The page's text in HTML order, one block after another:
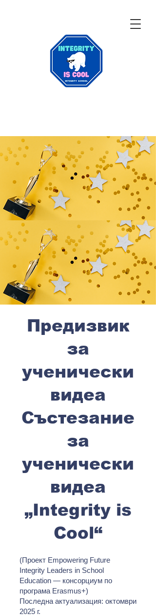
Предизвик
за
ученически
видеа
Състезание
за
ученически
видеа
„Integrity is
Cool“
(Проект Empowering Future
Integrity Leaders in School
Education — консорциум по
програма Erasmus+)
Последна актуализация: октомври
2025 г.